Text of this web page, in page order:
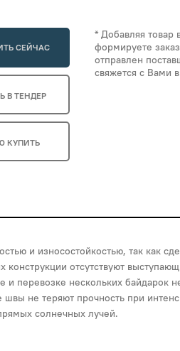
СЕЙЧАС
В ТЕНДЕР
КУПИТЬ
* Добавляя товар
формируете
отправлен
свяжется с Вами
и износостойкостью, так как
отсутствуют
и перевозке нескольких байдарок
не теряют прочность при
солнечных лучей.